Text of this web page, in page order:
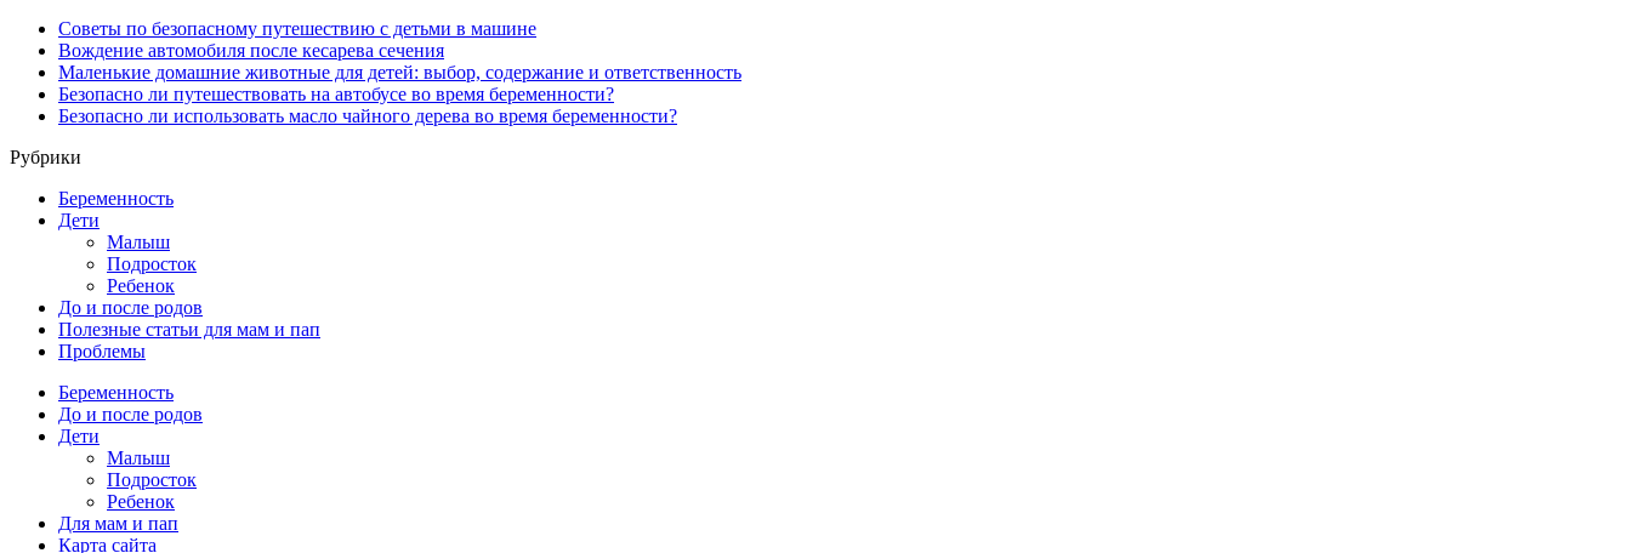
Советы по безопасному путешествию с детьми в машине
Вождение автомобиля после кесарева сечения
Маленькие домашние животные для детей: выбор, содержание и ответственность
Безопасно ли путешествовать на автобусе во время беременности?
Безопасно ли использовать масло чайного дерева во время беременности?
Рубрики
Беременность
Дети
Малыш
Подросток
Ребенок
До и после родов
Полезные статьи для мам и пап
Проблемы
Беременность
До и после родов
Дети
Малыш
Подросток
Ребенок
Для мам и пап
Карта сайта